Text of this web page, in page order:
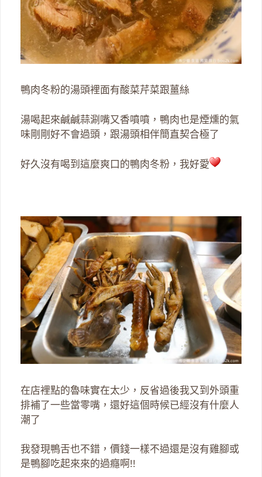
鴨肉冬粉的湯頭裡面有酸菜芹菜跟薑絲
湯喝起來鹹鹹蒜涮嘴又香噴噴，鴨肉也是煙燻的氣
味剛剛好不會過頭，跟湯頭相伴簡直契合極了
好久沒有喝到這麼爽口的鴨肉冬粉，我好愛
在店裡點的魯味實在太少，反省過後我又到外頭重
排補了一些當零嘴，還好這個時候已經沒有什麼人
潮了
我發現鴨舌也不錯，價錢一樣不過還是沒有雞腳或
是鴨腳吃起來來的過癮啊!!